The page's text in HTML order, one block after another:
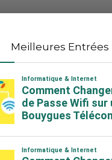
Meilleures Entrées